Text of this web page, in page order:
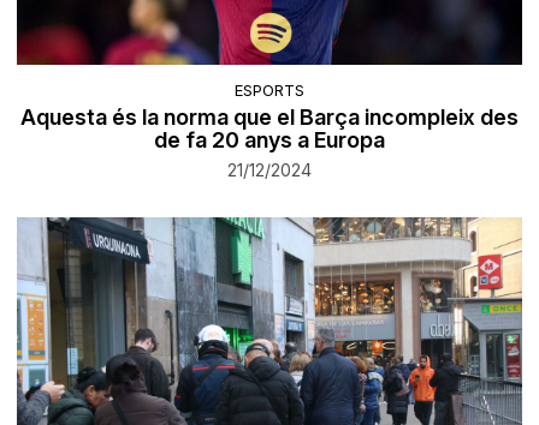
ESPORTS
Aquesta és la norma que el Barça incompleix des
de fa 20 anys a Europa
21/12/2024